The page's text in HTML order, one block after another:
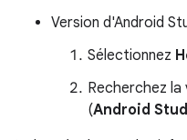
Version d'Android
Sélectionnez
Recherchez la
(Android